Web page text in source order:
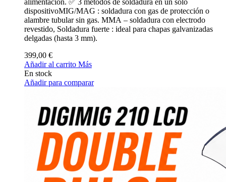
dispositivoMIG/MAG : soldadura con gas de protección o
alambre tubular sin gas. MMA – soldadura con electrodo
revestido, Soldadura fuerte : ideal para chapas galvanizadas
delgadas (hasta 3 mm).
399,00 €
Añadir al carrito Más
En stock
Añadir para comparar